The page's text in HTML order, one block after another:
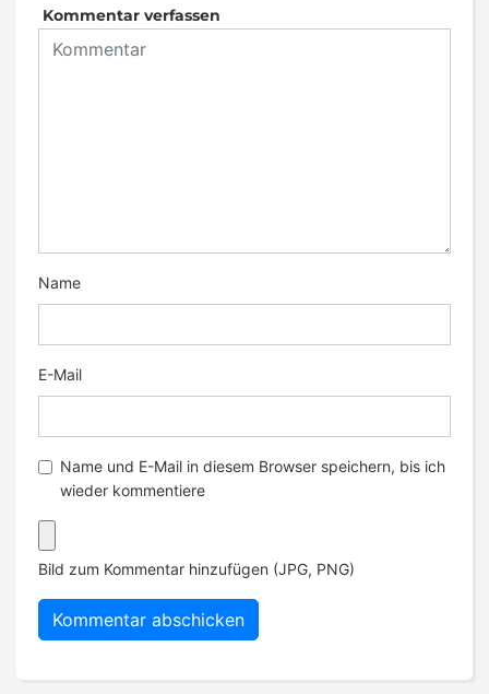
Kommentar verfassen
Name
E-Mail
Name und E-Mail in diesem Browser speichern, bis ich
wieder kommentiere
Bild zum Kommentar hinzufügen (JPG, PNG)